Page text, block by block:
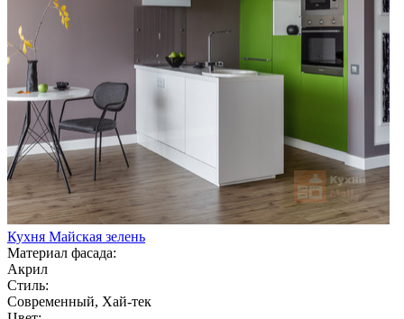
Кухня Майская зелень
Материал фасада:
Акрил
Стиль:
Современный, Хай-тек